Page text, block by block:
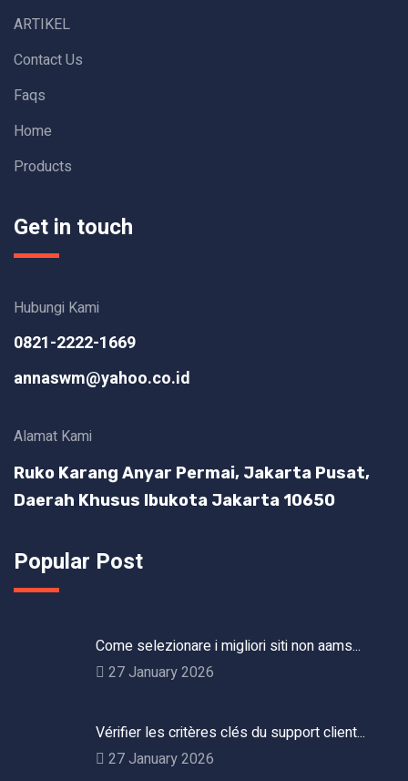
ARTIKEL
Contact Us
Faqs
Home
Products
Get in touch
Hubungi Kami
0821-2222-1669
annaswm@yahoo.co.id
Alamat Kami
Ruko Karang Anyar Permai, Jakarta Pusat,
Daerah Khusus Ibukota Jakarta 10650
Popular Post
Come selezionare i migliori siti non aams...
27 January 2026
Vérifier les critères clés du support client...
27 January 2026